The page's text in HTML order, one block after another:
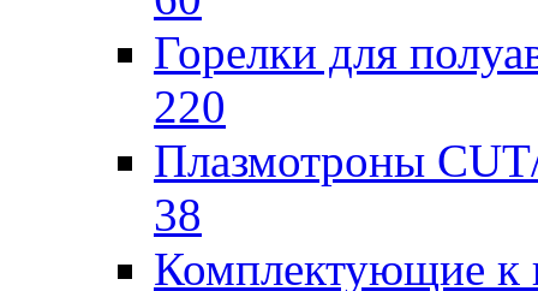
Горелки для
220
Плазмотроны
38
Комплектующие к